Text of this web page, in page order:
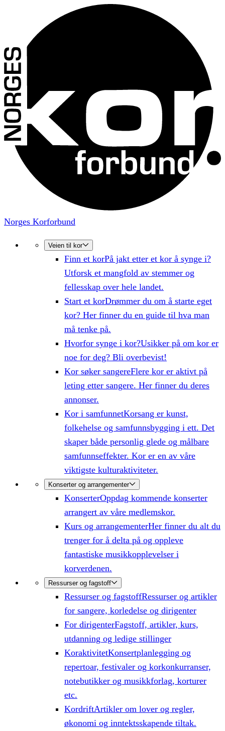
Norges Korforbund
Veien til kor
Finn et korPå jakt etter et kor å synge i?
Utforsk et mangfold av stemmer og
fellesskap over hele landet.
Start et korDrømmer du om å starte eget
kor? Her finner du en guide til hva man
må tenke på.
Hvorfor synge i kor?Usikker på om kor er
noe for deg? Bli overbevist!
Kor søker sangereFlere kor er aktivt på
leting etter sangere. Her finner du deres
annonser.
Kor i samfunnetKorsang er kunst,
folkehelse og samfunnsbygging i ett. Det
skaper både personlig glede og målbare
samfunnseffekter. Kor er en av våre
viktigste kulturaktiviteter.
Konserter og arrangementer
KonserterOppdag kommende konserter
arrangert av våre medlemskor.
Kurs og arrangementerHer finner du alt du
trenger for å delta på og oppleve
fantastiske musikkopplevelser i
korverdenen.
Ressurser og fagstoff
Ressurser og fagstoffRessurser og artikler
for sangere, korledelse og dirigenter
For dirigenterFagstoff, artikler, kurs,
utdanning og ledige stillinger
KoraktivitetKonsertplanlegging og
repertoar, festivaler og korkonkurranser,
notebutikker og musikkforlag, korturer
etc.
KordriftArtikler om lover og regler,
økonomi og inntektsskapende tiltak.